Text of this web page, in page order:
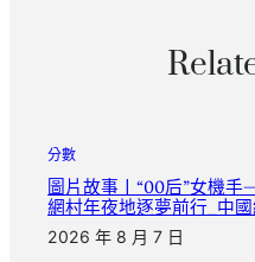
分數
圖片故事丨“00后”女機
網村年夜地逐夢前行_中國
2026 年 8 月 7 日